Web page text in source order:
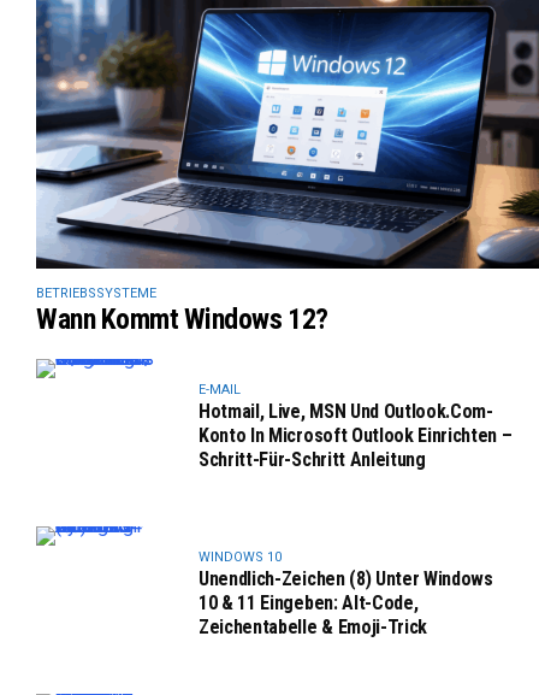
BETRIEBSSYSTEME
Wann Kommt Windows 12?
E-MAIL
Hotmail, Live, MSN Und Outlook.com-
Konto In Microsoft Outlook Einrichten –
Schritt-Für-Schritt Anleitung
WINDOWS 10
Unendlich-Zeichen (8) Unter Windows
10 & 11 Eingeben: Alt-Code,
Zeichentabelle & Emoji-Trick